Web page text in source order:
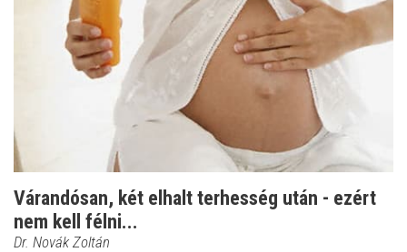
Várandósan, két elhalt terhesség után - ezért
nem kell félni...
Dr. Novák Zoltán